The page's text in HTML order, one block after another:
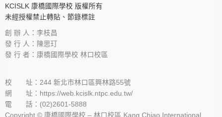
KCISLK 康橋國際學校 版權所有
未經授權禁止轉貼、節錄標註
創 辦 人：李枝昌
發 行 人：陳思玎
發 行 者：康橋國際學校 林口校區
校 址：244 新北市林口區興林路55號
網 址：https://web.kcislk.ntpc.edu.tw/
電 話：(02)2601-5888
Copyright © 康橋國際學校 – 林口校區 Kang Chiao International